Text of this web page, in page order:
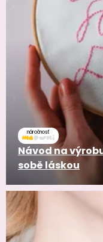
náročnosť
Návod na
sobě láskou